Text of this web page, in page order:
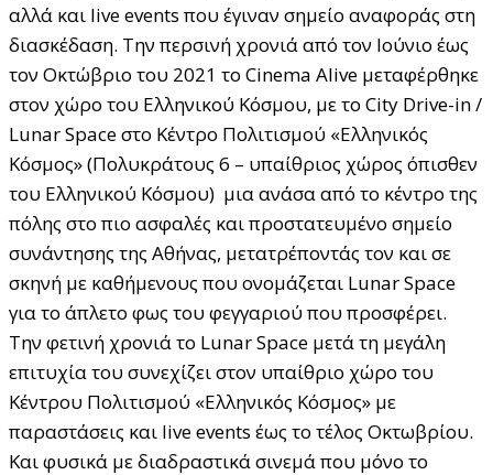
αλλά και live events που έγιναν σημείο αναφοράς στη
διασκέδαση. Την περσινή χρονιά από τον Ιούνιο έως
τον Οκτώβριο του 2021 το Cinema Alive μεταφέρθηκε
στον χώρο του Ελληνικού Κόσμου, με το City Drive-in /
Lunar Space στο Κέντρο Πολιτισμού «Ελληνικός
Κόσμος» (Πολυκράτους 6 – υπαίθριος χώρος όπισθεν
του Ελληνικού Κόσμου) μια ανάσα από το κέντρο της
πόλης στο πιο ασφαλές και προστατευμένο σημείο
συνάντησης της Αθήνας, μετατρέποντάς τον και σε
σκηνή με καθήμενους που ονομάζεται Lunar Space
για το άπλετο φως του φεγγαριού που προσφέρει.
Την φετινή χρονιά το Lunar Space μετά τη μεγάλη
επιτυχία του συνεχίζει στον υπαίθριο χώρο του
Κέντρου Πολιτισμού «Ελληνικός Κόσμος» με
παραστάσεις και live events έως το τέλος Οκτωβρίου.
Και φυσικά με διαδραστικά σινεμά που μόνο το